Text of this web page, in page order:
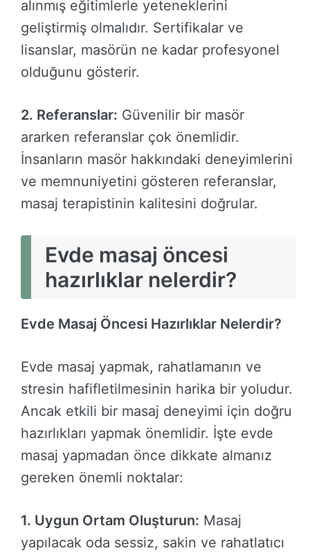
alınmış eğitimlerle yeteneklerini
geliştirmiş olmalıdır. Sertifikalar ve
lisanslar, masörün ne kadar profesyonel
olduğunu gösterir.
2. Referanslar: Güvenilir bir masör
ararken referanslar çok önemlidir.
İnsanların masör hakkındaki deneyimlerini
ve memnuniyetini gösteren referanslar,
masaj terapistinin kalitesini doğrular.
Evde masaj öncesi
hazırlıklar nelerdir?
Evde Masaj Öncesi Hazırlıklar Nelerdir?
Evde masaj yapmak, rahatlamanın ve
stresin hafifletilmesinin harika bir yoludur.
Ancak etkili bir masaj deneyimi için doğru
hazırlıkları yapmak önemlidir. İşte evde
masaj yapmadan önce dikkate almanız
gereken önemli noktalar:
1. Uygun Ortam Oluşturun: Masaj
yapılacak oda sessiz, sakin ve rahatlatıcı